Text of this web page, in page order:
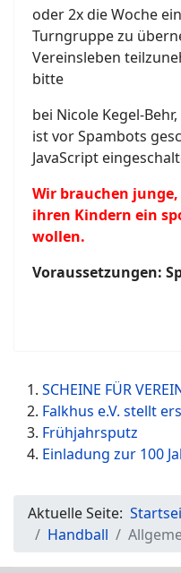
oder 2x die Woche
Turngruppe zu
Vereinsleben
bitte
bei Nicole Kegel-
ist vor Spambots
JavaScript
Wir brauchen
ihren Kindern ein
wollen.
Voraussetzungen:
SCHEINE FÜR
Falkhus e.V. stellt
Frühjahrsputz
Einladung zur 100
Aktuelle Seite:
Handball